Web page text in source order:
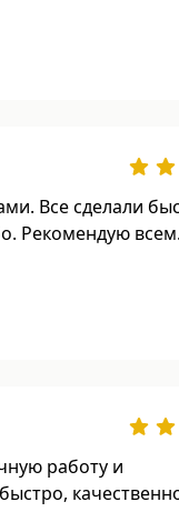
Все сделали
Рекомендую всем.
работу и